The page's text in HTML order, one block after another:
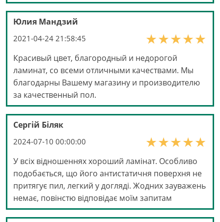
Юлия Мандзий
2021-04-24 21:58:45
Красивый цвет, благородный и недорогой
ламинат, со всеми отличными качествами. Мы
благодарны Вашему магазину и производителю
за качественный пол.
Сергій Біляк
2024-07-10 00:00:00
У всіх відношеннях хороший ламінат. Особливо
подобається, що його антистатичня поверхня не
притягує пил, легкий у догляді. Жодних зауважень
немає, повінстю відповідає моїм запитам